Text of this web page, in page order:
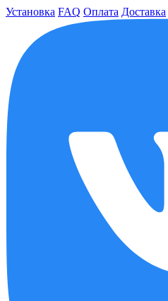
Установка FAQ Оплата Доставка